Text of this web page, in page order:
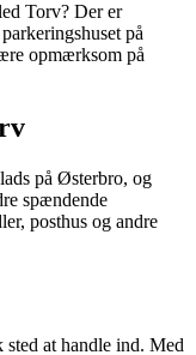
Torv? Der er
på
opmærksom på
på Østerbro, og
spændende
posthus og andre
at handle ind. Med